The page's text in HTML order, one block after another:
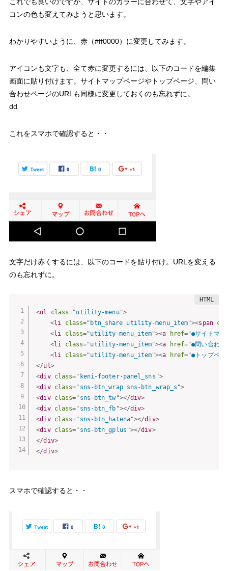
これでも良いのですが、サイトのカラーに合わせて、文字やアイ
コンの色も変えてみようと思います。
わかりやすいように、赤（#ff0000）に変更してみます。
アイコンも文字も、全て赤に変更するには、以下のコードを編集
画面に貼り付けます。サイトマップページやトップページ、問い
合わせページのURLも同様に変更しておくのも忘れずに。
dd
これをスマホで確認すると・・
文字だけ赤くするには、以下のコードを貼り付け。URLを変える
のも忘れずに。
<ul class="utility-menu">
<li class=" btn_share utility-menu_item"><span
<li class="utility-menu_item"><a href="●サイトマッ
<li class="utility-menu_item"><a href="●問い合わせ
<li class="utility-menu_item"><a href="●トップペー
</ul>
<div class=" keni-footer-panel_sns ">
<div class=" sns-btn_wrap sns-btn_wrap_s ">
<div class=" sns-btn_tw"></div>
<div class=" sns-btn_fb "></div>
<div class=" sns-btn_hatena"></div>
<div class=" sns-btn_gplus "></div>
</div>
</div>
スマホで確認すると・・